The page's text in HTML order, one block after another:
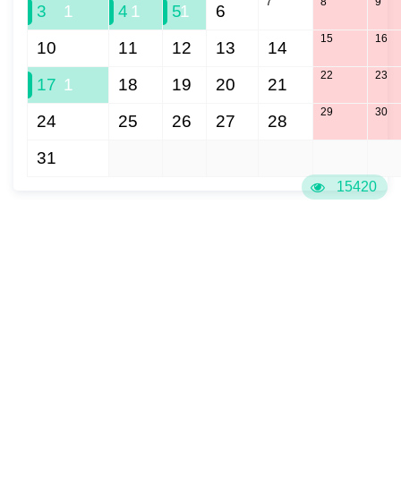
15420
3 1 4 1 51 6
10 11 12 13 14 15 16
17 1 18 19 20 21 22 23
24 25 26 27 28 29 30
31